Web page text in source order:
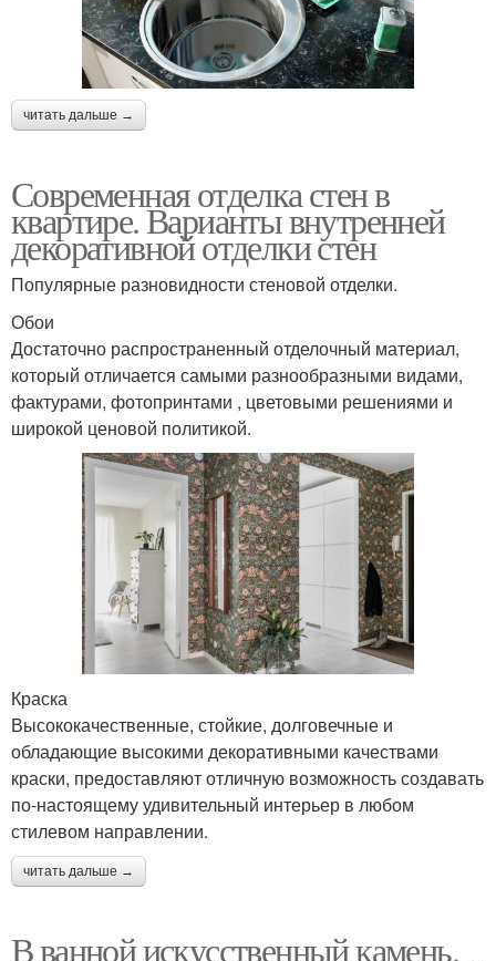
читать дальше →
Современная отделка стен в
квартире. Варианты внутренней
декоративной отделки стен
Популярные разновидности стеновой отделки.
Обои
Достаточно распространенный отделочный материал,
который отличается самыми разнообразными видами,
фактурами, фотопринтами , цветовыми решениями и
широкой ценовой политикой.
Краска
Высококачественные, стойкие, долговечные и
обладающие высокими декоративными качествами
краски, предоставляют отличную возможность создавать
по-настоящему удивительный интерьер в любом
стилевом направлении.
читать дальше →
В ванной искусственный камень.